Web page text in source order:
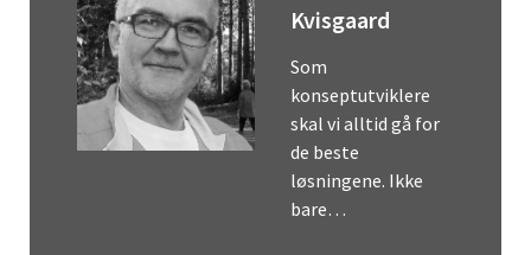
Kvisgaard
Som
konseptutviklere
skal vi alltid gå for
de beste
løsningene. Ikke
bare…